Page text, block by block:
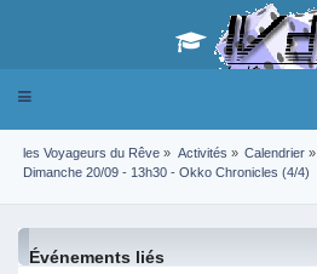
Toggle
les Voyageurs du Rêve » Activités » Calendrier»
Dimanche 20/09 - 13h30 - Okko Chronicles (4/4)
Événements liés